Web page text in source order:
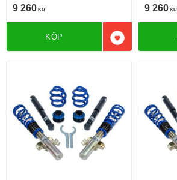
9 260 KR
Lägg till i
KÖP
9 260 KR